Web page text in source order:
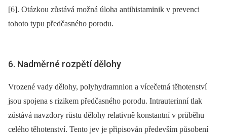
[6]. Otázkou zůstává možná úloha antihistaminik v prevenci
tohoto typu předčasného porodu.
6. Nadměrné rozpětí dělohy
Vrozené vady dělohy, polyhydramnion a vícečetná těhotenství
jsou spojena s rizikem předčasného porodu. Intrauterinní tlak
zůstává navzdory růstu dělohy relativně konstantní v průběhu
celého těhotenství. Tento jev je připisován především působení